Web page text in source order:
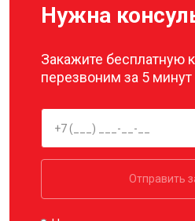
Нужна
Закажите бесплатную
перезвоним за 5 минут
Отправить